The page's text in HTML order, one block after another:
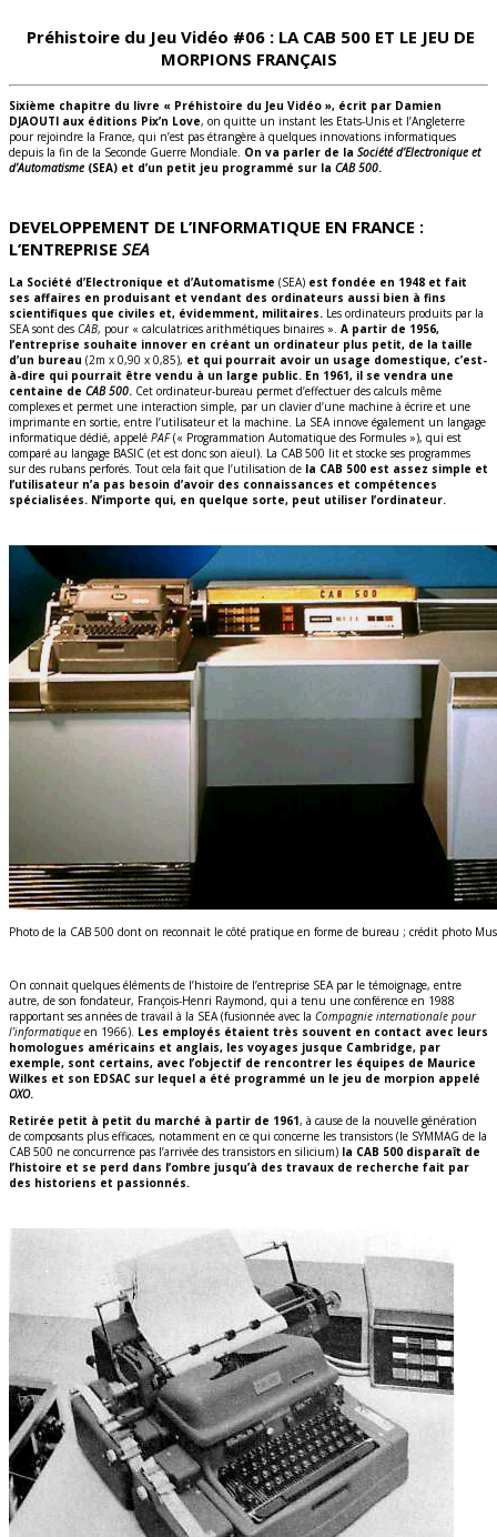
Préhistoire du Jeu Vidéo #06 : LA CAB 500 ET LE JEU DE
MORPIONS FRANÇAIS
Sixième chapitre du livre « Préhistoire du Jeu Vidéo », écrit par Damien
DJAOUTI aux éditions Pix’n Love, on quitte un instant les Etats-Unis et l’Angleterre
pour rejoindre la France, qui n’est pas étrangère à quelques innovations informatiques
depuis la fin de la Seconde Guerre Mondiale. On va parler de la Société d’Electronique et
d’Automatisme (SEA) et d’un petit jeu programmé sur la CAB 500.
DEVELOPPEMENT DE L’INFORMATIQUE EN FRANCE :
L’ENTREPRISE SEA
La Société d’Electronique et d’Automatisme (SEA) est fondée en 1948 et fait
ses affaires en produisant et vendant des ordinateurs aussi bien à fins
scientifiques que civiles et, évidemment, militaires. Les ordinateurs produits par la
SEA sont des CAB, pour « calculatrices arithmétiques binaires ». A partir de 1956,
l’entreprise souhaite innover en créant un ordinateur plus petit, de la taille
d’un bureau (2m x 0,90 x 0,85), et qui pourrait avoir un usage domestique, c’est-
à-dire qui pourrait être vendu à un large public. En 1961, il se vendra une
centaine de CAB 500. Cet ordinateur-bureau permet d’effectuer des calculs même
complexes et permet une interaction simple, par un clavier d’une machine à écrire et une
imprimante en sortie, entre l’utilisateur et la machine. La SEA innove également un langage
informatique dédié, appelé PAF(« Programmation Automatique des Formules »), qui est
comparé au langage BASIC (et est donc son aïeul). La CAB 500 lit et stocke ses programmes
sur des rubans perforés. Tout cela fait que l’utilisation de la CAB 500 est assez simple et
l’utilisateur n’a pas besoin d’avoir des connaissances et compétences
spécialisées. N’importe qui, en quelque sorte, peut utiliser l’ordinateur.
Photo de la CAB 500 dont on reconnait le côté pratique en forme de bureau ; crédit photo
On connait quelques éléments de l’histoire de l’entreprise SEA par le témoignage, entre
autre, de son fondateur, François-Henri Raymond, qui a tenu une conférence en 1988
rapportant ses années de travail à la SEA (fusionnée avec la Compagnie internationale pour
l’informatique en 1966). Les employés étaient très souvent en contact avec leurs
homologues américains et anglais, les voyages jusque Cambridge, par
exemple, sont certains, avec l’objectif de rencontrer les équipes de Maurice
Wilkes et son EDSAC sur lequel a été programmé un le jeu de morpion appelé
OXO.
Retirée petit à petit du marché à partir de 1961, à cause de la nouvelle génération
de composants plus efficaces, notamment en ce qui concerne les transistors (le SYMMAG de la
CAB 500 ne concurrence pas l’arrivée des transistors en silicium) la CAB 500 disparaît de
l’histoire et se perd dans l’ombre jusqu’à des travaux de recherche fait par
des historiens et passionnés.